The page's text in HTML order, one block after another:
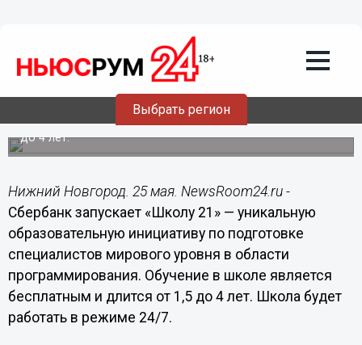
Выбрать регион
Сбербанк открывает бесплатную
школу программирования без учителей
и оценок
Обучение в школе является бесплатным и длится от 1,5
до 4 лет.
Нижний Новгород. 25 мая. NewsRoom24.ru -
Сбербанк запускает «Школу 21» — уникальную
образовательную инициативу по подготовке
специалистов мирового уровня в области
программирования. Обучение в школе является
бесплатным и длится от 1,5 до 4 лет. Школа будет
работать в режиме 24/7.